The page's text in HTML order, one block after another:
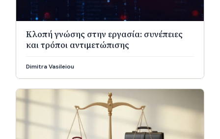
Κλοπή γνώσης στην εργασία: συνέπειες
και τρόποι αντιμετώπισης
Dimitra Vasileiou